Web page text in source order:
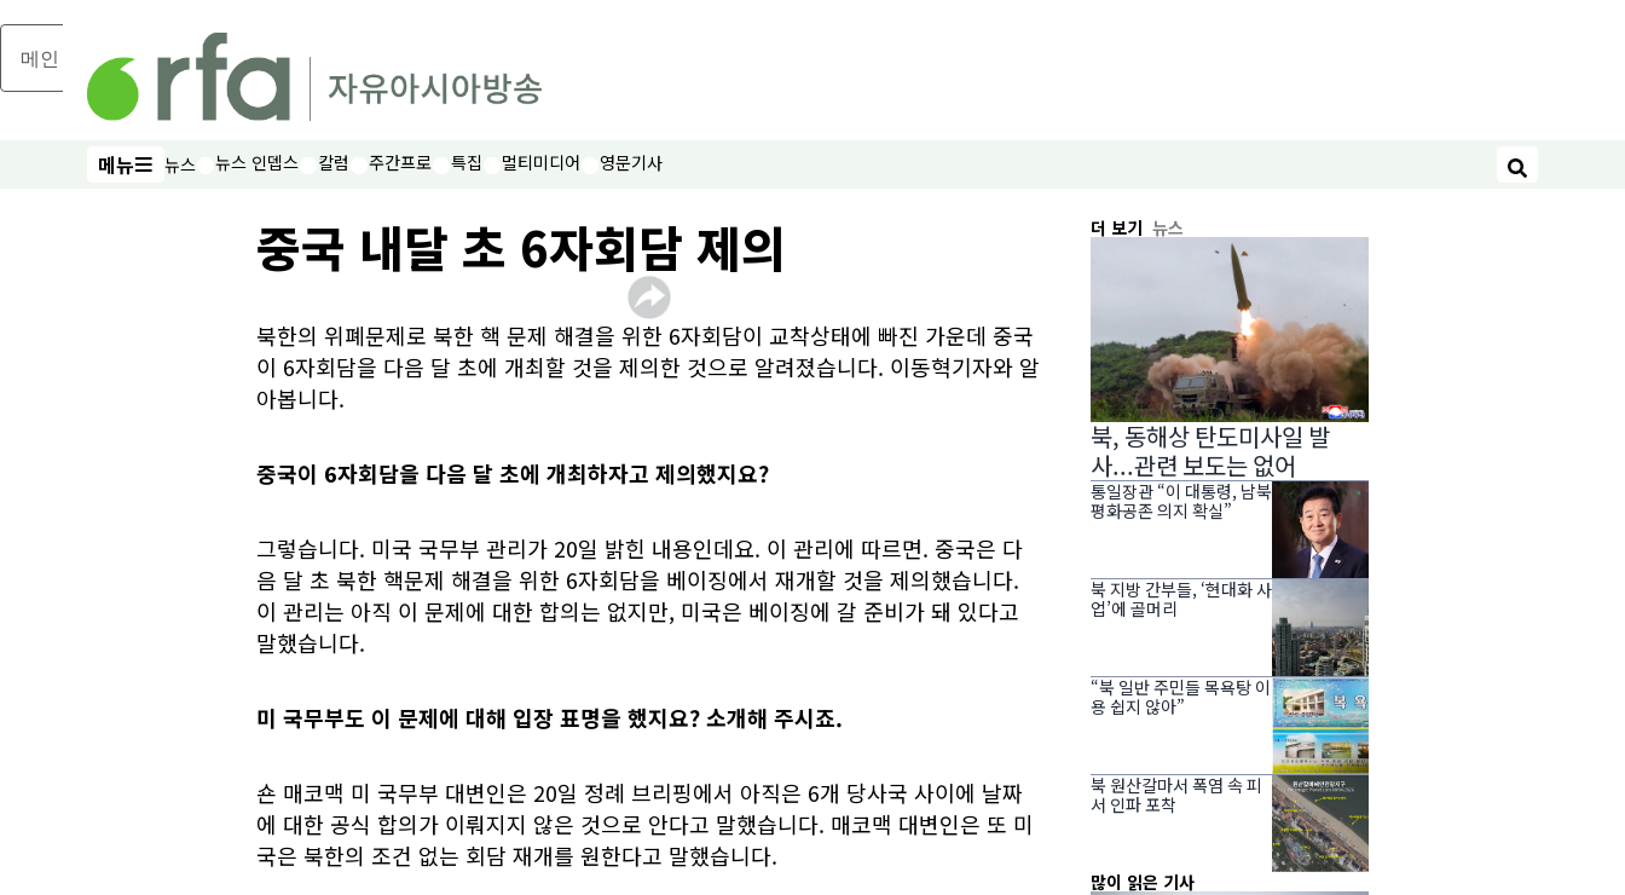
메인 콘텐츠로 건너뛰기
메뉴
메뉴 뉴스 뉴스 인뎁스 칼럼 주간프로 특집 멀티미디어 영문기사
검색
중국 내달 초 6자회담 제의
북한의 위폐문제로 북한 핵 문제 해결을 위한 6자회담이 교착상태에 빠진 가운데 중국
이 6자회담을 다음 달 초에 개최할 것을 제의한 것으로 알려졌습니다. 이동혁기자와 알
아봅니다.
중국이 6자회담을 다음 달 초에 개최하자고 제의했지요?
그렇습니다. 미국 국무부 관리가 20일 밝힌 내용인데요. 이 관리에 따르면. 중국은 다
음 달 초 북한 핵문제 해결을 위한 6자회담을 베이징에서 재개할 것을 제의했습니다.
이 관리는 아직 이 문제에 대한 합의는 없지만, 미국은 베이징에 갈 준비가 돼 있다고
말했습니다.
미 국무부도 이 문제에 대해 입장 표명을 했지요? 소개해 주시죠.
숀 매코맥 미 국무부 대변인은 20일 정례 브리핑에서 아직은 6개 당사국 사이에 날짜
에 대한 공식 합의가 이뤄지지 않은 것으로 안다고 말했습니다. 매코맥 대변인은 또 미
국은 북한의 조건 없는 회담 재개를 원한다고 말했습니다.
더 보기 뉴스
북, 동해상 탄도미사일 발
사...관련 보도는 없어
통일장관 “이 대통령, 남북
평화공존 의지 확실”
북 지방 간부들, ‘현대화 사
업’에 골머리
“북 일반 주민들 목욕탕 이
용 쉽지 않아”
북 원산갈마서 폭염 속 피
서 인파 포착
많이 읽은 기사